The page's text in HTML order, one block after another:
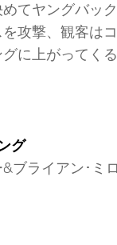
てヤングバック
攻撃、観客は
に上がってくる
グ
ブライアン･ミ